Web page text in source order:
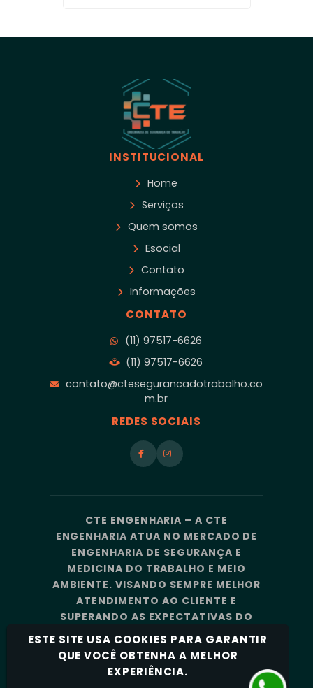
INSTITUCIONAL
Home
Serviços
Quem somos
Esocial
Contato
Informações
CONTATO
(11) 97517-6626
(11) 97517-6626
contato@ctesegurancadotrabalho.co
m.br
REDES SOCIAIS
CTE ENGENHARIA – A CTE
ENGENHARIA ATUA NO MERCADO DE
ENGENHARIA DE SEGURANÇA E
MEDICINA DO TRABALHO E MEIO
AMBIENTE. VISANDO SEMPRE MELHOR
ATENDIMENTO AO CLIENTE E
SUPERANDO AS EXPECTATIVAS DO
MERCADO, A CTE ENGENHARIA
CONTA COM UMA EQUIPE DE
PROFISSIONAIS ALTAMENTE
CAPACITADOS E ESPECIALIZADOS.
ESTE SITE USA COOKIES PARA GARANTIR
QUE VOCÊ OBTENHA A MELHOR
EXPERIÊNCIA.